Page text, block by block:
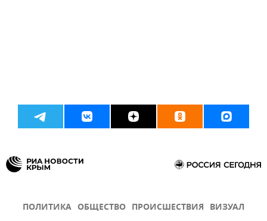
ПОЛИТИКА ОБЩЕСТВО ПРОИСШЕСТВИЯ ВИЗУАЛ